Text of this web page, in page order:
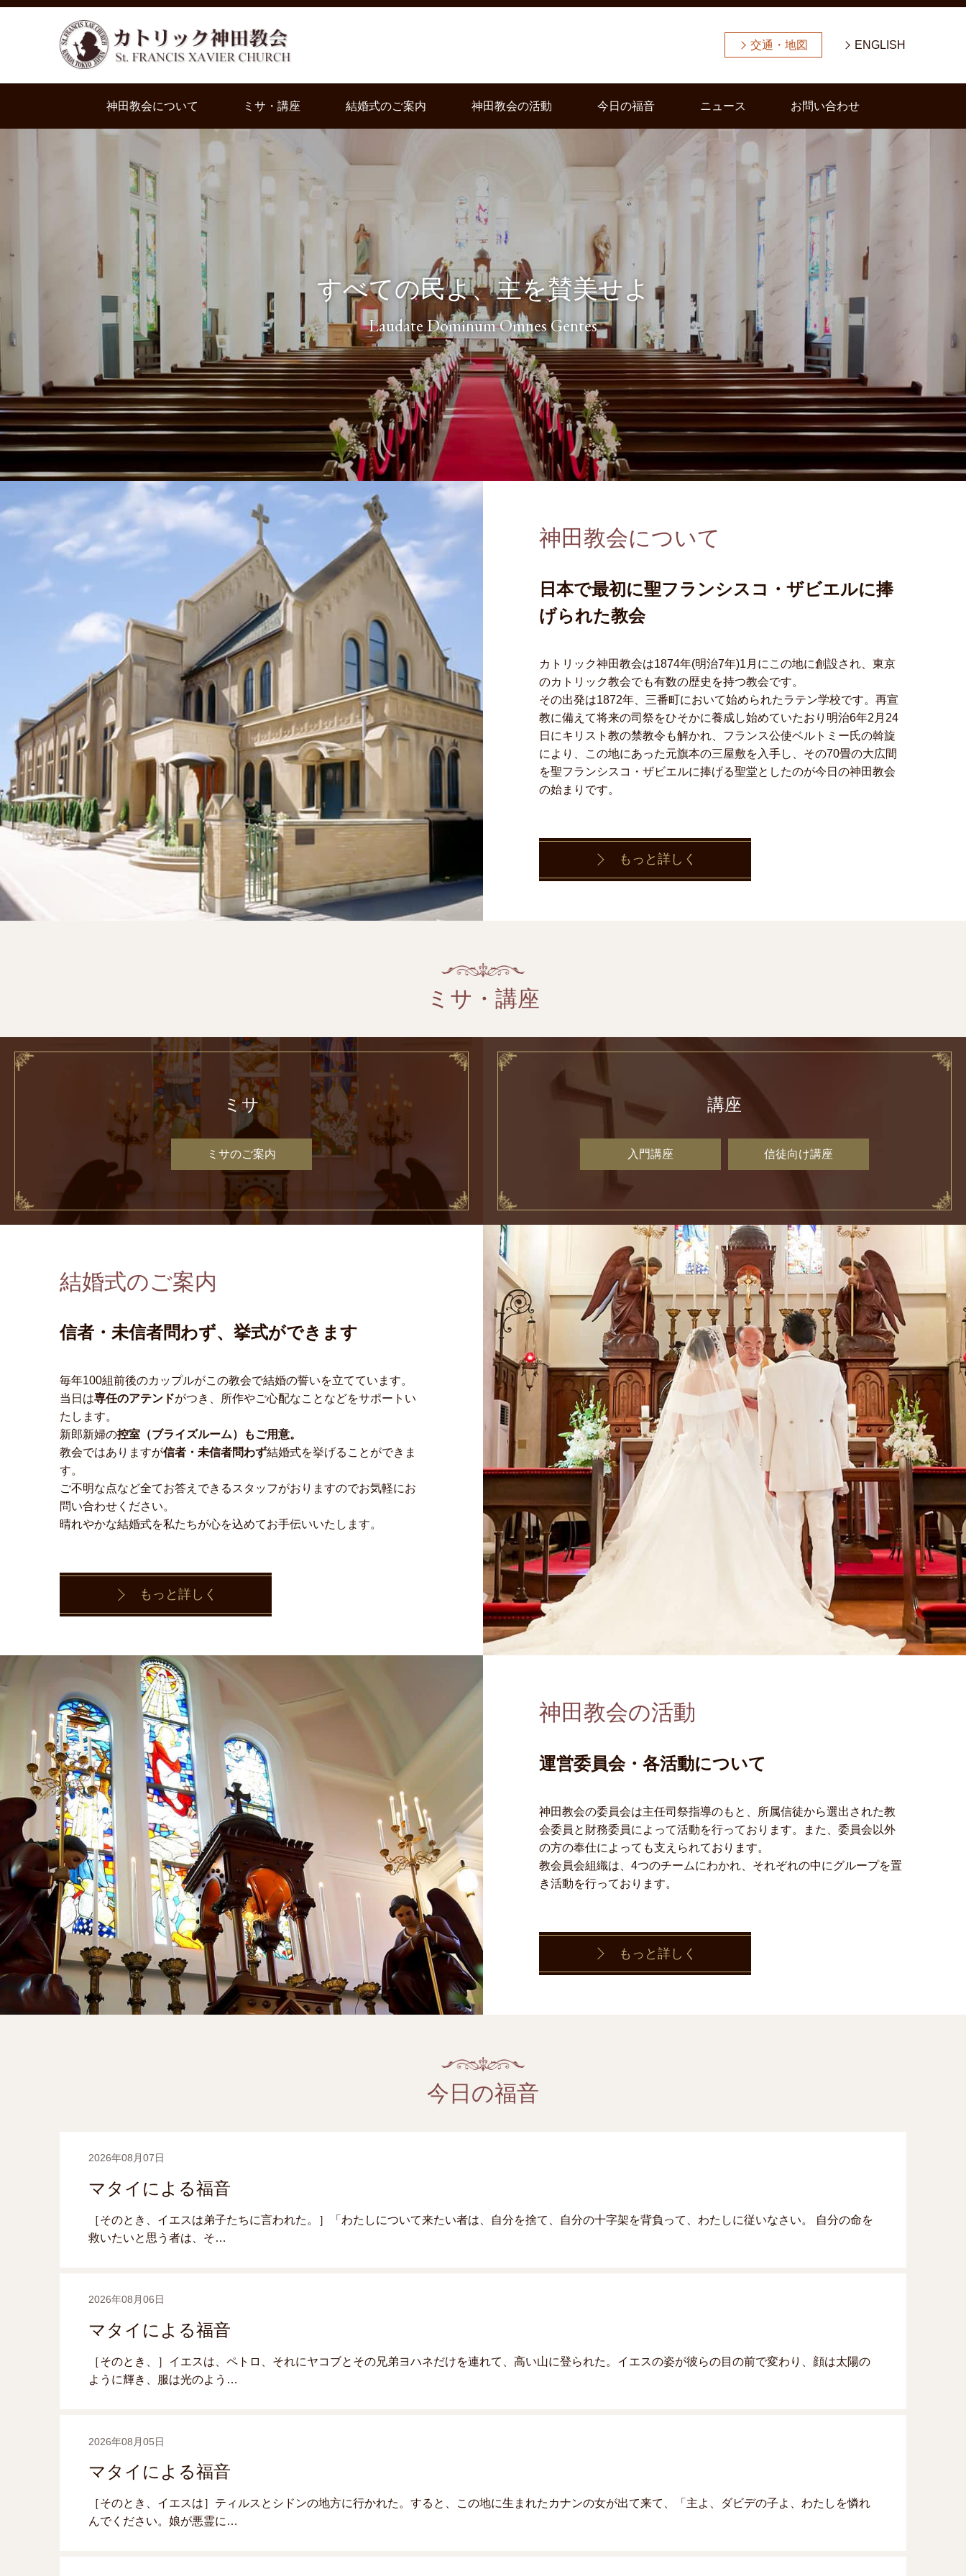
交通・地図 ENGLISH
神田教会について ミサ・講座 結婚式のご案内 神田教会の活動 今日の福音 ニュース お問い合わせ
すべての民よ、主を賛美せよ
Laudate Dominum Omnes Gentes
神田教会について
日本で最初に聖フランシスコ・ザビエルに捧
げられた教会
カトリック神田教会は1874年(明治7年)1月にこの地に創設され、東京
のカトリック教会でも有数の歴史を持つ教会です。
その出発は1872年、三番町において始められたラテン学校です。再宣
教に備えて将来の司祭をひそかに養成し始めていたおり明治6年2月24
日にキリスト教の禁教令も解かれ、フランス公使ベルトミー氏の斡旋
により、この地にあった元旗本の三屋敷を入手し、その70畳の大広間
を聖フランシスコ・ザビエルに捧げる聖堂としたのが今日の神田教会
の始まりです。
もっと詳しく
ミサ・講座
ミサ
ミサのご案内
講座
入門講座 信徒向け講座
結婚式のご案内
信者・未信者問わず、挙式ができます
毎年100組前後のカップルがこの教会で結婚の誓いを立てています。
当日は専任のアテンドがつき、所作やご心配なことなどをサポートい
たします。
新郎新婦の控室（ブライズルーム）もご用意。
教会ではありますが信者・未信者問わず結婚式を挙げることができま
す。
ご不明な点など全てお答えできるスタッフがおりますのでお気軽にお
問い合わせください。
晴れやかな結婚式を私たちが心を込めてお手伝いいたします。
もっと詳しく
神田教会の活動
運営委員会・各活動について
神田教会の委員会は主任司祭指導のもと、所属信徒から選出された教
会委員と財務委員によって活動を行っております。また、委員会以外
の方の奉仕によっても支えられております。
教会員会組織は、4つのチームにわかれ、それぞれの中にグループを置
き活動を行っております。
もっと詳しく
今日の福音
2026年08月07日
マタイによる福音
［そのとき、イエスは弟子たちに言われた。］「わたしについて来たい者は、自分を捨て、自分の十字架を背負って、わたしに従いなさい。 自分の命を
救いたいと思う者は、そ…
2026年08月06日
マタイによる福音
［そのとき、］イエスは、ペトロ、それにヤコブとその兄弟ヨハネだけを連れて、高い山に登られた。イエスの姿が彼らの目の前で変わり、顔は太陽の
ように輝き、服は光のよう…
2026年08月05日
マタイによる福音
［そのとき、イエスは］ティルスとシドンの地方に行かれた。すると、この地に生まれたカナンの女が出て来て、「主よ、ダビデの子よ、わたしを憐れ
んでください。娘が悪霊に…